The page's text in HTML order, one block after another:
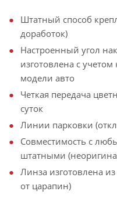
Штатный способ
доработок)
Настроенный угол
изготовлена с
модели авто
Четкая передача
суток
Линии парковки
Совместимость с
штатными
Линза изготовлена
от царапин)